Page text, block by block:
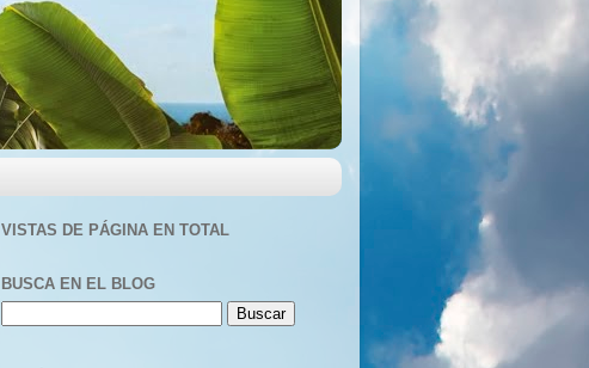
VISTAS DE PÁGINA EN TOTAL
BUSCA EN EL BLOG